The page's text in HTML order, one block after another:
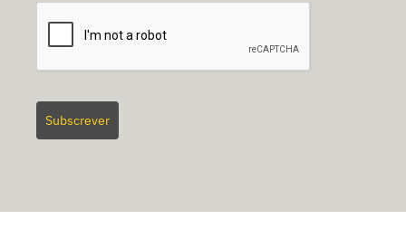
Subscrever